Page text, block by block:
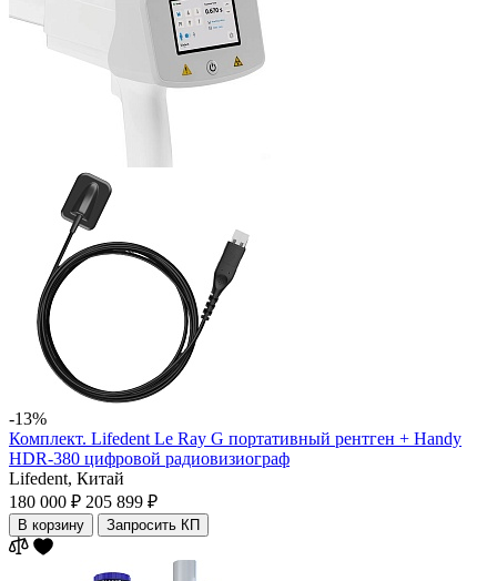
-13%
Комплект. Lifedent Le Ray G портативный рентген + Handy
HDR-380 цифровой радиовизиограф
Lifedent, Китай
180 000 ₽ 205 899 ₽
В корзину Запросить КП